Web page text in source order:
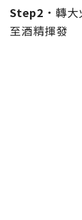
Step2． 轉大
至酒精揮發